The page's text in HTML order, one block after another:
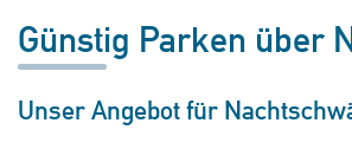
Günstig Parken über
Unser Angebot für